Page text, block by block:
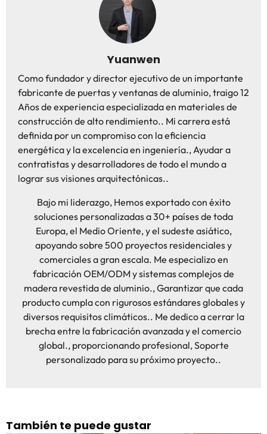
Yuanwen
Como fundador y director ejecutivo de un importante
fabricante de puertas y ventanas de aluminio, traigo 12
Años de experiencia especializada en materiales de
construcción de alto rendimiento.. Mi carrera está
definida por un compromiso con la eficiencia
energética y la excelencia en ingeniería., Ayudar a
contratistas y desarrolladores de todo el mundo a
lograr sus visiones arquitectónicas..
Bajo mi liderazgo, Hemos exportado con éxito
soluciones personalizadas a 30+ países de toda
Europa, el Medio Oriente, y el sudeste asiático,
apoyando sobre 500 proyectos residenciales y
comerciales a gran escala. Me especializo en
fabricación OEM/ODM y sistemas complejos de
madera revestida de aluminio., Garantizar que cada
producto cumpla con rigurosos estándares globales y
diversos requisitos climáticos.. Me dedico a cerrar la
brecha entre la fabricación avanzada y el comercio
global., proporcionando profesional, Soporte
personalizado para su próximo proyecto..
También te puede gustar